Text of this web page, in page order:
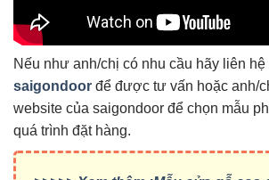
Nếu như anh/chị có nhu cầu hãy liên hệ
saigondoor để được tư vấn hoặc anh/
website của saigondoor để chọn mẫu
quá trình đặt hàng.